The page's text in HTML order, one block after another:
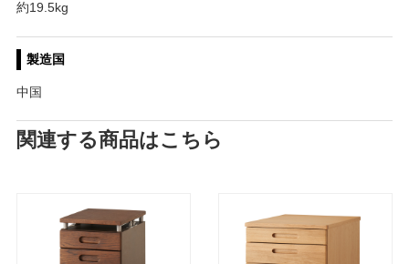
約19.5kg
製造国
中国
関連する商品はこちら